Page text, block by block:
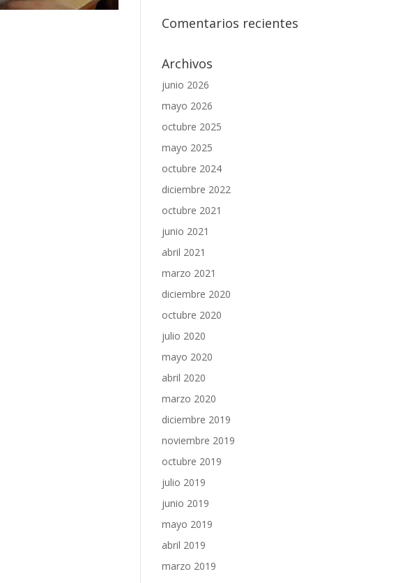
Comentarios recientes
Archivos
junio 2026
mayo 2026
octubre 2025
mayo 2025
octubre 2024
diciembre 2022
octubre 2021
junio 2021
abril 2021
marzo 2021
diciembre 2020
octubre 2020
julio 2020
mayo 2020
abril 2020
marzo 2020
diciembre 2019
noviembre 2019
octubre 2019
julio 2019
junio 2019
mayo 2019
abril 2019
marzo 2019